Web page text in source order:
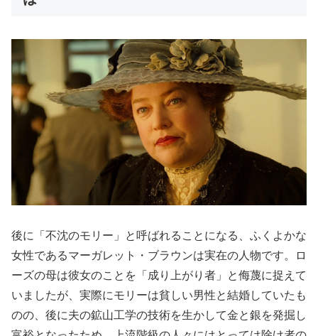
後に「不沈のモリー」と呼ばれることになる、ふくよかな
女性であるマーガレット・ブラウンは実在の人物です。ロ
ーズの母は彼女のことを「成り上がり者」と侮蔑に捉えて
いましたが、実際にモリーは貧しい男性と結婚していたも
のの、後に夫の鉱山工学の技術を生かして金と銀を発掘し